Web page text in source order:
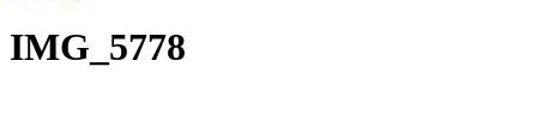
IMG_5778